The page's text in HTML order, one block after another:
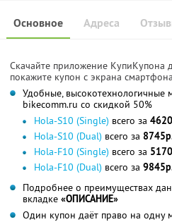
Основное Адреса
Скачайте приложение КупиКупона
покажите купон с экрана
Удобные, высокотехнологичные
bikecomm.ru со скидкой 50%
Hola-S10 (Single) всего за
Hola-S10 (Dual) всего за
Hola-F10 (Single) всего за
Hola-F10 (Dual) всего за
Подробнее о преимуществах
вкладке «ОПИСАНИЕ»
Один купон даёт право на одну